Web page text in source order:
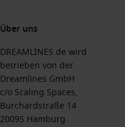
Über uns
DREAMLINES.de wird
betrieben von der
Dreamlines GmbH
c/o Scaling Spaces,
Burchardstraße 14
20095 Hamburg